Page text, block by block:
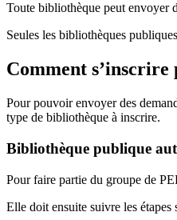
Toute bibliothèque peut envoyer
Seules les bibliothèques
Comment s’inscrire
Pour pouvoir envoyer des
type de bibliothèque à inscrire.
Bibliothèque publique
Pour faire partie du groupe de
Elle doit ensuite suivre les étapes